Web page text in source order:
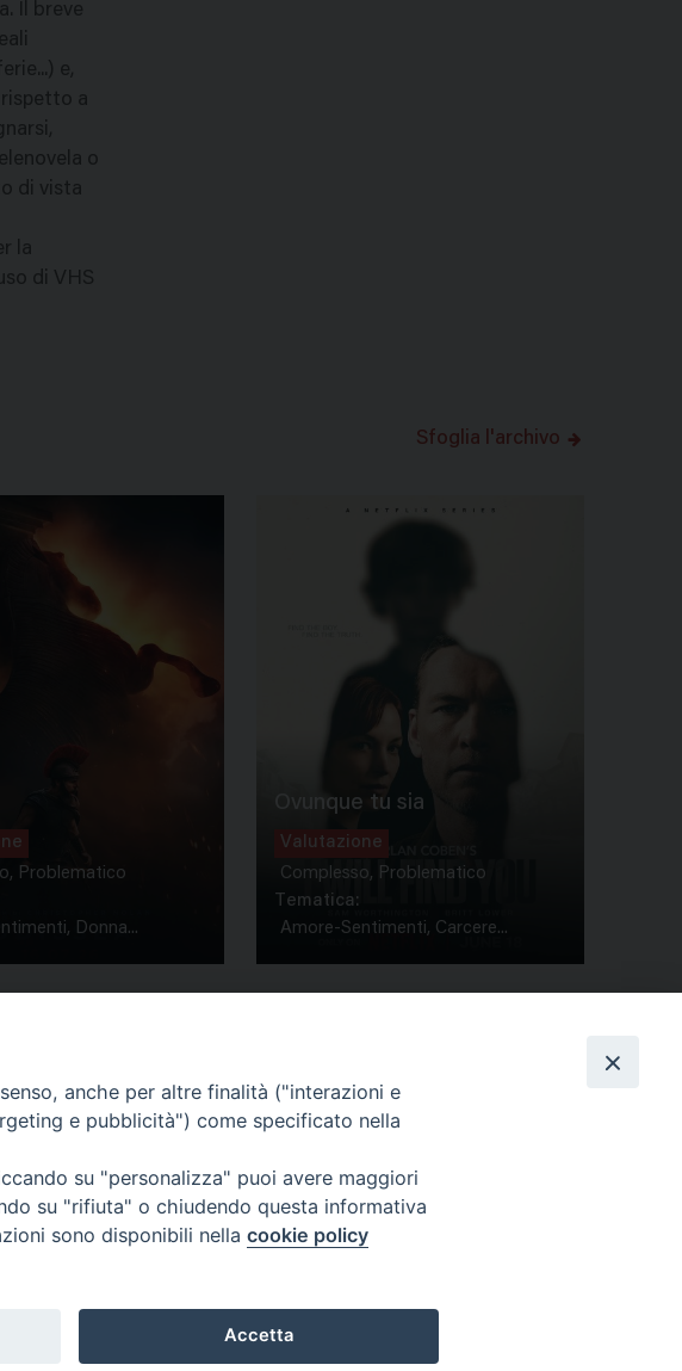
Il breve
e,
a
o
di vista
la
di VHS
Sfoglia l'archivo
Problematico
Donna...
Ovunque tu sia
Valutazione
Complesso, Problematico
Tematica:
Amore-Sentimenti, Carcere...
Contatti
Credits
Privacy Policy
anche per altre finalità ("interazioni e
e pubblicità") come specificato nella
su "personalizza" puoi avere maggiori
su "rifiuta" o chiudendo questa informativa
sono disponibili nella cookie policy
Accetta